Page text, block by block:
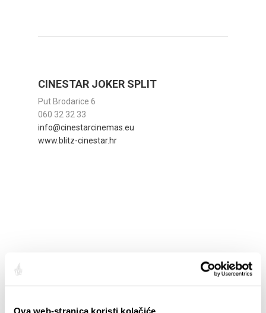
Ova web-stranica koristi kolačiće
CINESTAR JOKER SPLIT
Put Brodarice 6
060 32 32 33
info@cinestarcinemas.eu
www.blitz-cinestar.hr